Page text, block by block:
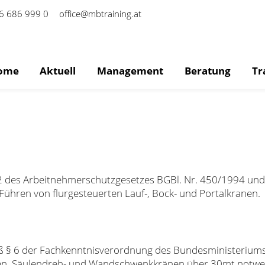
686 999 0 office@mbtraining.at
Aktuell Management Beratung
Arbeitnehmerschutzgesetzes BGBl. Nr. 450/1994
von flurgesteuerten Lauf-, Bock- und Portalkranen.
§ 6 der Fachkenntnisverordnung des